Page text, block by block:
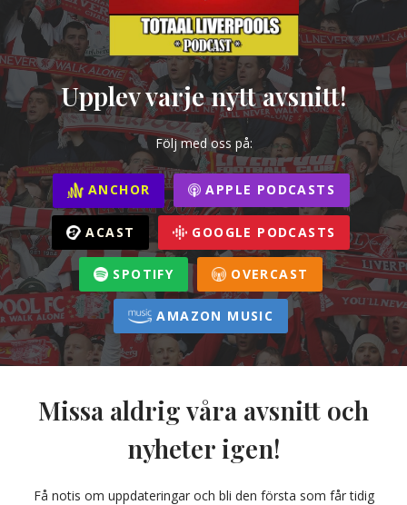
Upplev varje nytt avsnitt!
Följ med oss på:
ANCHOR APPLE PODCASTS
ACAST GOOGLE PODCASTS
SPOTIFY OVERCAST
AMAZON MUSIC
Missa aldrig våra avsnitt och
nyheter igen!
Få notis om uppdateringar och bli den första som får tidig